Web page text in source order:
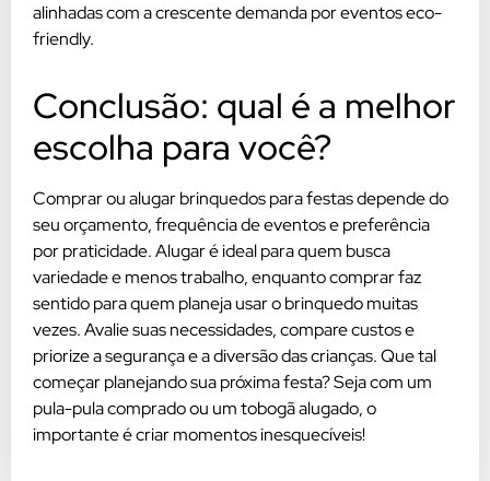
alinhadas com a crescente demanda por eventos eco-
friendly.
Conclusão: qual é a melhor
escolha para você?
Comprar ou alugar brinquedos para festas depende do
seu orçamento, frequência de eventos e preferência
por praticidade. Alugar é ideal para quem busca
variedade e menos trabalho, enquanto comprar faz
sentido para quem planeja usar o brinquedo muitas
vezes. Avalie suas necessidades, compare custos e
priorize a segurança e a diversão das crianças. Que tal
começar planejando sua próxima festa? Seja com um
pula-pula comprado ou um tobogã alugado, o
importante é criar momentos inesquecíveis!